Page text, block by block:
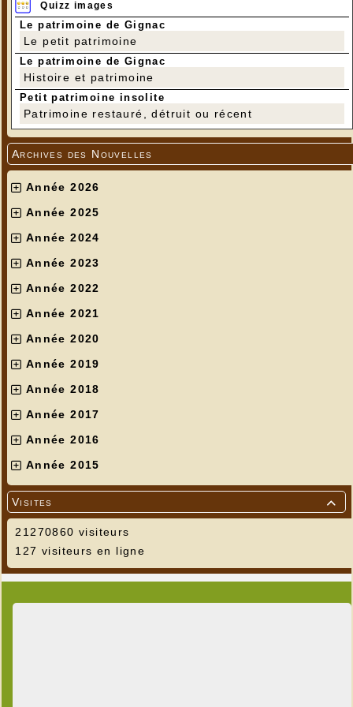
Quizz images
Le patrimoine de Gignac
Le petit patrimoine
Le patrimoine de Gignac
Histoire et patrimoine
Petit patrimoine insolite
Patrimoine restauré, détruit ou récent
Archives des Nouvelles
Année 2026
Année 2025
Année 2024
Année 2023
Année 2022
Année 2021
Année 2020
Année 2019
Année 2018
Année 2017
Année 2016
Année 2015

Visites
21270860 visiteurs
127 visiteurs en ligne